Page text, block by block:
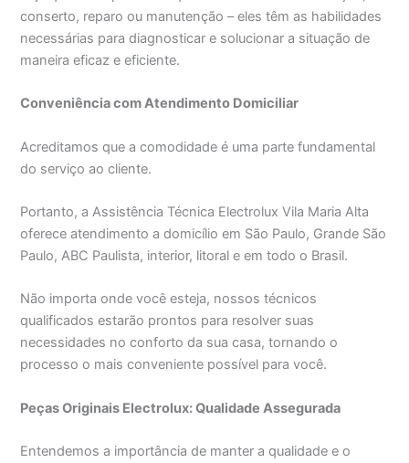
conserto, reparo ou manutenção – eles têm as habilidades
necessárias para diagnosticar e solucionar a situação de
maneira eficaz e eficiente.
Conveniência com Atendimento Domiciliar
Acreditamos que a comodidade é uma parte fundamental
do serviço ao cliente.
Portanto, a Assistência Técnica Electrolux Vila Maria Alta
oferece atendimento a domicílio em São Paulo, Grande São
Paulo, ABC Paulista, interior, litoral e em todo o Brasil.
Não importa onde você esteja, nossos técnicos
qualificados estarão prontos para resolver suas
necessidades no conforto da sua casa, tornando o
processo o mais conveniente possível para você.
Peças Originais Electrolux: Qualidade Assegurada
Entendemos a importância de manter a qualidade e o